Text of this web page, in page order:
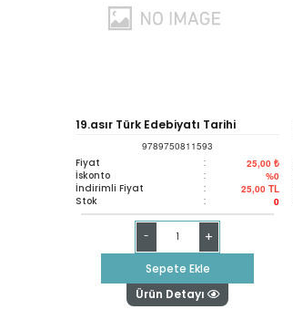
19.asır Türk Edebiyatı Tarihi
9789750811593
Fiyat : 25,00 ₺
İskonto : %0
İndirimli Fiyat : 25,00 TL
Stok : 0
- +
Sepete Ekle
Ürün Detayı